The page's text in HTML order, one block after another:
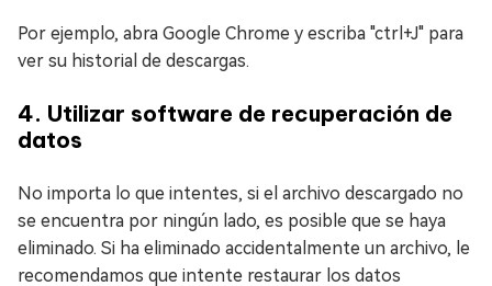
Por ejemplo, abra Google Chrome y escriba "ctrl+J" para
ver su historial de descargas.
4. Utilizar software de recuperación de
datos
No importa lo que intentes, si el archivo descargado no
se encuentra por ningún lado, es posible que se haya
eliminado. Si ha eliminado accidentalmente un archivo, le
recomendamos que intente restaurar los datos